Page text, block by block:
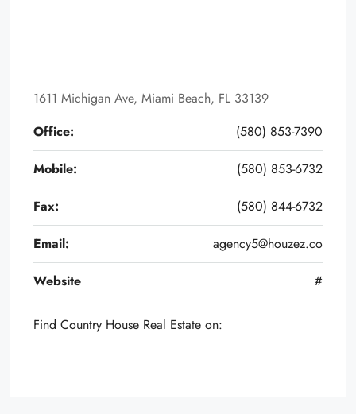
1611 Michigan Ave, Miami Beach, FL 33139
Office:
(580) 853-7390
Mobile: (580) 853-6732
Fax: (580) 844-6732
Email: agency5@houzez.co
Website #
Find Country House Real Estate on: